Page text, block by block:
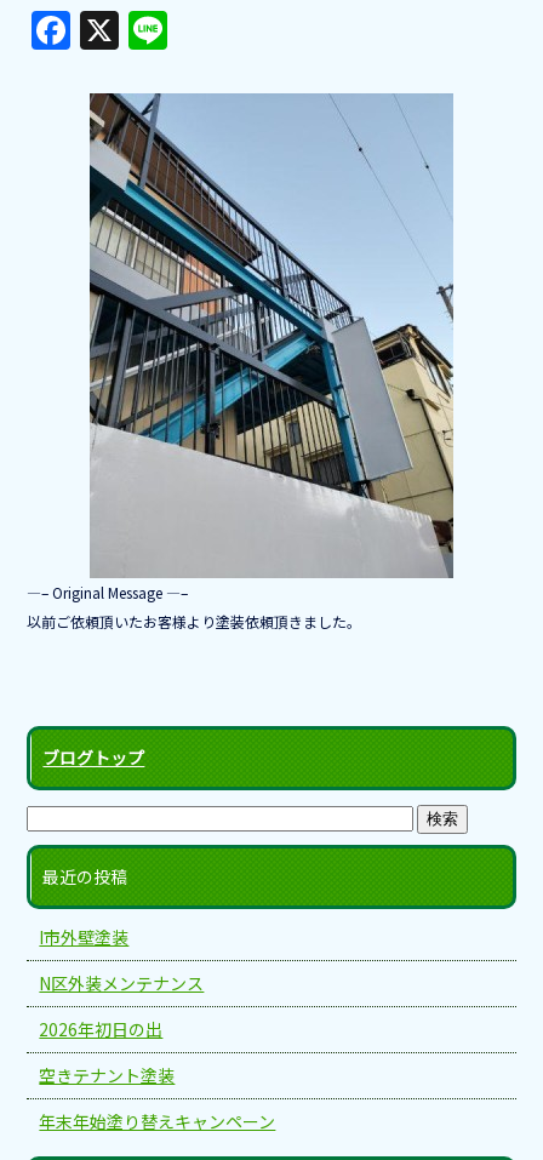
F
a
c
e
b
o
o
k
X
e
—– Original Message —–
以前ご依頼頂いたお客様より塗装依頼頂きました。
ブログトップ
最近の投稿
I市外壁塗装
N区外装メンテナンス
2026年初日の出
空きテナント塗装
年末年始塗り替えキャンペーン